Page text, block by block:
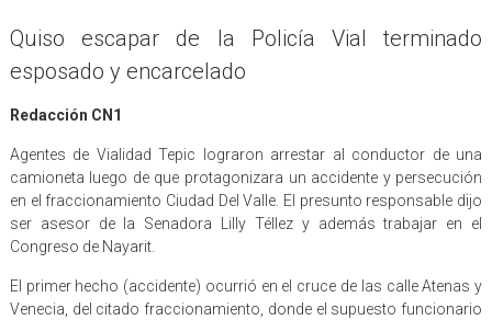
Quiso escapar de la Policía Vial terminado
esposado y encarcelado
Redacción CN1
Agentes de Vialidad Tepic lograron arrestar al conductor de una
camioneta luego de que protagonizara un accidente y persecución
en el fraccionamiento Ciudad Del Valle. El presunto responsable dijo
ser asesor de la Senadora Lilly Téllez y además trabajar en el
Congreso de Nayarit.
El primer hecho (accidente) ocurrió en el cruce de las calle Atenas y
Venecia, del citado fraccionamiento, donde el supuesto funcionario